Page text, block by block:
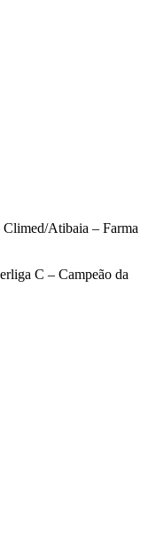
Atibaia – Farma
C – Campeão da